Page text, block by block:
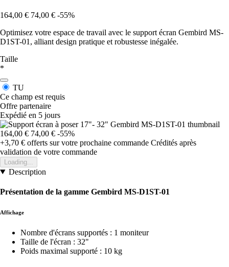
164,00 € 74,00 € -55%
Optimisez votre espace de travail avec le support écran Gembird MS-
D1ST-01, alliant design pratique et robustesse inégalée.
Taille
*
TU
Ce champ est requis
Offre partenaire
Expédié en 5 jours
164,00 € 74,00 € -55%
+3,70 € offerts sur votre prochaine commande Crédités après
validation de votre commande
Loading...
Description
Présentation de la gamme Gembird MS-D1ST-01
Affichage
Nombre d'écrans supportés : 1 moniteur
Taille de l'écran : 32"
Poids maximal supporté : 10 kg